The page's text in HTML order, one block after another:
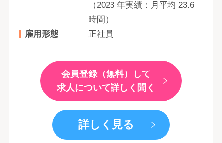
（2023 年実績：月平均 23.6
時間）
雇用形態
正社員
会員登録（無料）して
求人について詳しく聞く
詳しく見る